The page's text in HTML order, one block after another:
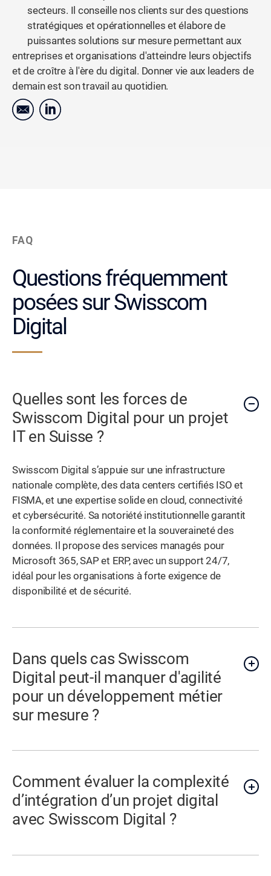
secteurs. Il conseille nos clients sur des questions
stratégiques et opérationnelles et élabore de
puissantes solutions sur mesure permettant aux
entreprises et organisations d'atteindre leurs objectifs
et de croître à l'ère du digital. Donner vie aux leaders de
demain est son travail au quotidien.
FAQ
Questions fréquemment
posées sur Swisscom
Digital
Quelles sont les forces de
Swisscom Digital pour un projet
IT en Suisse ?
Swisscom Digital s’appuie sur une infrastructure
nationale complète, des data centers certifiés ISO et
FISMA, et une expertise solide en cloud, connectivité
et cybersécurité. Sa notoriété institutionnelle garantit
la conformité réglementaire et la souveraineté des
données. Il propose des services managés pour
Microsoft 365, SAP et ERP, avec un support 24/7,
idéal pour les organisations à forte exigence de
disponibilité et de sécurité.
Dans quels cas Swisscom
Digital peut-il manquer d'agilité
pour un développement métier
sur mesure ?
Comment évaluer la complexité
d’intégration d’un projet digital
avec Swisscom Digital ?